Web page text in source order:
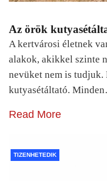
Az örök
A kertvárosi életnek
alakok, akikkel szinte
nevüket nem is
kutyasétáltató.
Read More
TIZENHETEDIK